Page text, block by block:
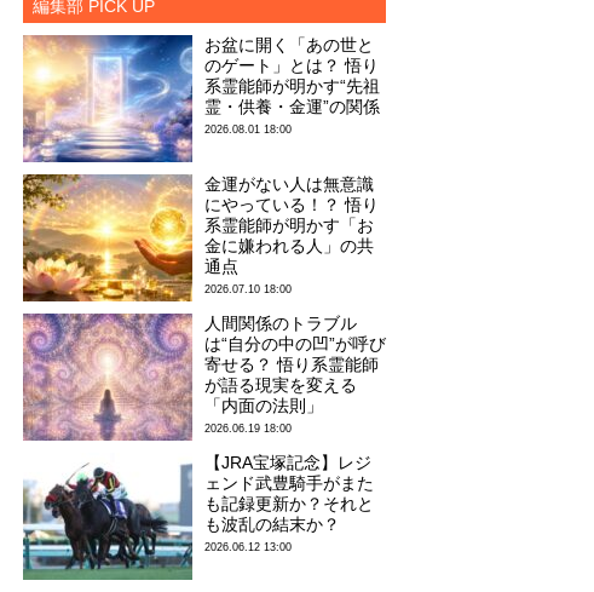
編集部 PICK UP
お盆に開く「あの世と
のゲート」とは？ 悟り
系霊能師が明かす“先祖
霊・供養・金運”の関係
2026.08.01 18:00
金運がない人は無意識
にやっている！？ 悟り
系霊能師が明かす「お
金に嫌われる人」の共
通点
2026.07.10 18:00
人間関係のトラブル
は“自分の中の凹”が呼び
寄せる？ 悟り系霊能師
が語る現実を変える
「内面の法則」
2026.06.19 18:00
【JRA宝塚記念】レジ
ェンド武豊騎手がまた
も記録更新か？それと
も波乱の結末か？
2026.06.12 13:00